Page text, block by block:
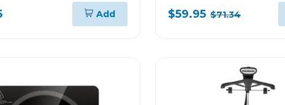
Add
NNSB25JBRUH
$59.95 $71.34